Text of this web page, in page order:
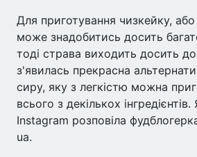
Для приготування чизкейку,
може знадобитись досить
тоді страва виходить досить
з'явилась прекрасна
сиру, яку з легкістю можна
всього з декількох
Instagram розповіла
ua.